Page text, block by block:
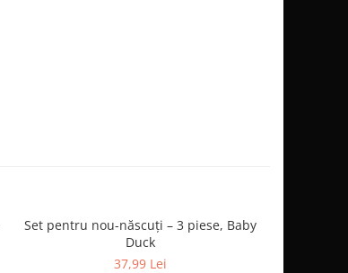
Set pentru nou-născuți – 3 piese, Baby
Duck
37,99 Lei